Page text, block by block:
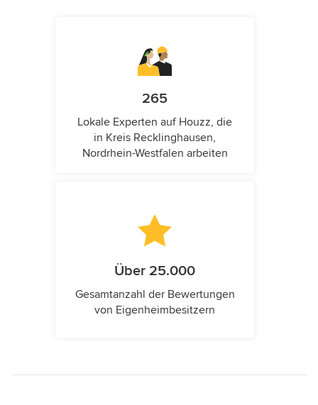
265
Lokale Experten auf Houzz, die
in Kreis Recklinghausen,
Nordrhein-Westfalen arbeiten
Über 25.000
Gesamtanzahl der Bewertungen
von Eigenheimbesitzern